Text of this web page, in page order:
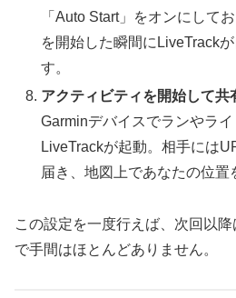
「Auto Start」をオンにして
を開始した瞬間にLiveTrack
す。
アクティビティを開始して共
Garminデバイスでランやライ
LiveTrackが起動。相手には
届き、地図上であなたの位置
この設定を一度行えば、次回以
で手間はほとんどありません。